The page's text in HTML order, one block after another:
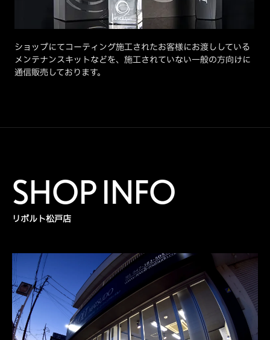
ショップにてコーティング施工されたお客様にお渡ししている
メンテナンスキットなどを、施工されていない一般の方向けに
通信販売しております。
SHOP INFO
リボルト松戸店